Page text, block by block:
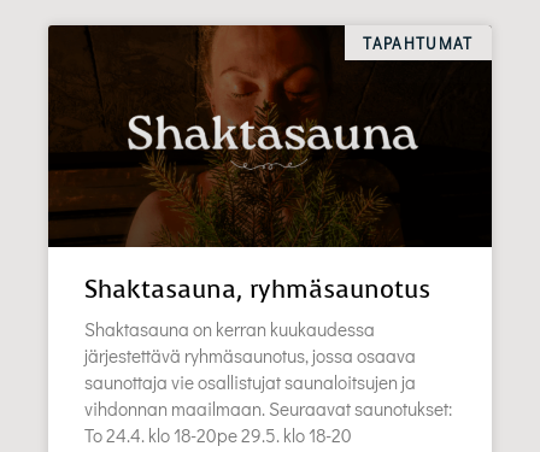
TAPAHTUMAT
Shaktasauna, ryhmäsaunotus
Shaktasauna on kerran kuukaudessa
järjestettävä ryhmäsaunotus, jossa osaava
saunottaja vie osallistujat saunaloitsujen ja
vihdonnan maailmaan. Seuraavat saunotukset:
To 24.4. klo 18-20pe 29.5. klo 18-20